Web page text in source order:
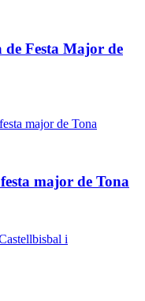
de Festa Major de
major de Tona